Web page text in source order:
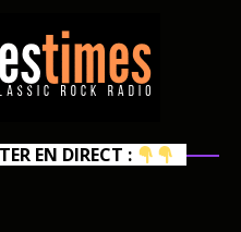
EN DIRECT :